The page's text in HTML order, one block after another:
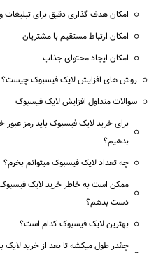
امکان هدف‌ گذاری دقیق برای تبلیغات و
امکان ارتباط مستقیم با مشتریان
امکان ایجاد محتوای جذاب
روش های افزایش لایک فیسبوک چیست؟
سوالات متداول افزایش لایک فیسبوک
برای خرید لایک فیسبوک باید رمز عبور
بدهیم؟
چه تعداد لایک فیسبوک می‎توانم بخرم؟
ممکن است به خاطر خرید لایک فیسبوک
دست بدهم؟
بهترین لایک فیسبوک کدام است؟
چقدر طول می‏کشه تا بعد از خرید